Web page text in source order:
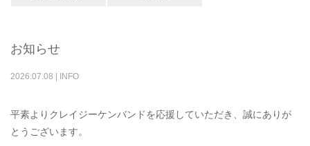
お知らせ
2026.07.08 INFO
平素よりクレイジーケンバンドを応援していただき、誠にありが
とうございます。